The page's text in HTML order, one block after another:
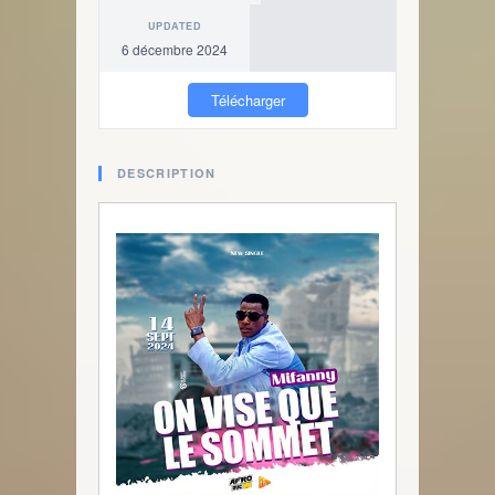
UPDATED
6 décembre 2024
Télécharger
DESCRIPTION